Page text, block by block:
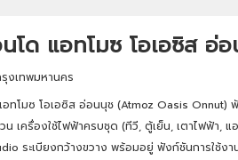
โด แอทโมซ โอเอซิส อ่
งเทพมหานคร
ทโมซ โอเอซิส อ่อนนุช (Atmoz Oasis Onnut)
เครื่องใช้ไฟฟ้าครบชุด (ทีวี, ตู้เย็น, เตาไฟฟ้า, แ
ระเบียงกว้างขวาง พร้อมอยู่ ฟังก์ชันการใช้ง